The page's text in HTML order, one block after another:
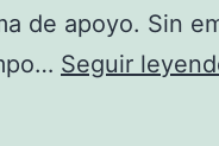
de apoyo. Sin
Seguir